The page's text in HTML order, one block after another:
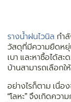
รางน้ำฝนไวนิล กำ
วัสดุที่มีความยืดหยุ่
เบา และหาซื้อได้ส
บ้านสามารถเลือกใ
อย่างไรก็ตาม เนื่อ
“โลหะ” จึงเกิดคว